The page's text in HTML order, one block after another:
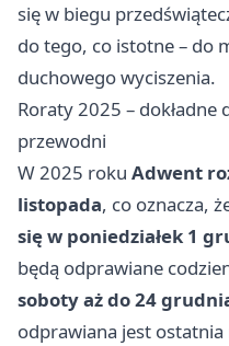
się w biegu
do tego, co istotne – do
duchowego wyciszenia.
Roraty 2025 –
przewodni
W 2025 roku Adwent
listopada, co oznacza,
się w poniedziałek 1
będą odprawiane
soboty aż do 24
odprawiana jest